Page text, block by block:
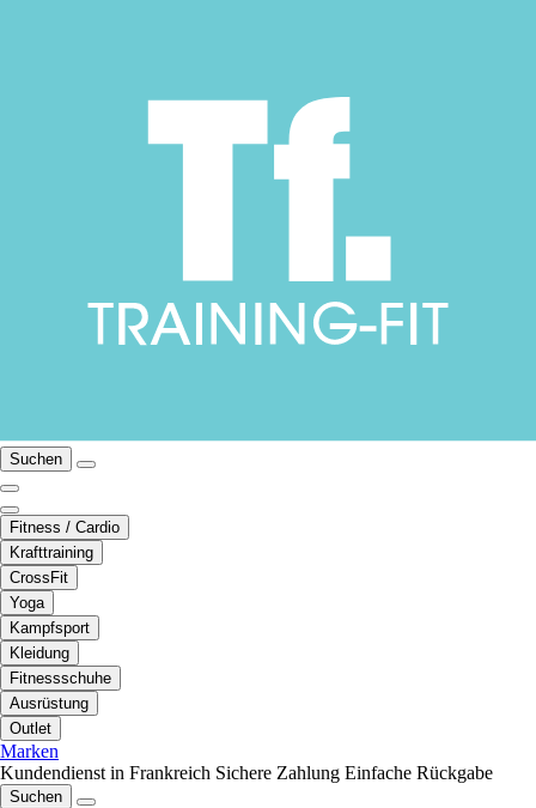
Suchen
Fitness / Cardio
Krafttraining
CrossFit
Yoga
Kampfsport
Kleidung
Fitnessschuhe
Ausrüstung
Outlet
Marken
Kundendienst in Frankreich Sichere Zahlung Einfache Rückgabe
Suchen